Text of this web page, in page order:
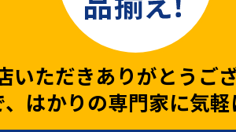
いただきありがとうご
はかりの専門家に気